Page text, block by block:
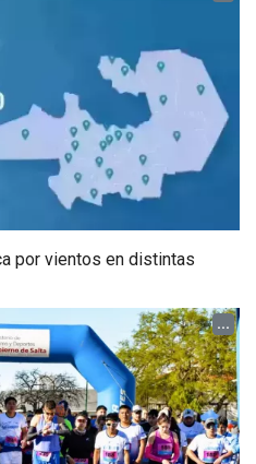
por vientos en distintas
...